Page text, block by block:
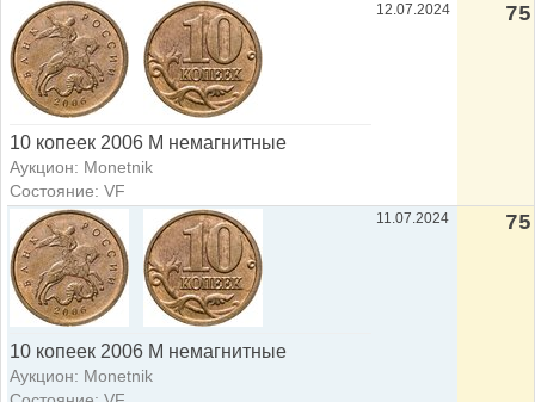
10 копеек 2006 М немагнитные
Аукцион: Monetnik
Состояние: VF
12.07.2024 75
10 копеек 2006 М немагнитные
Аукцион: Monetnik
11.07.2024 75